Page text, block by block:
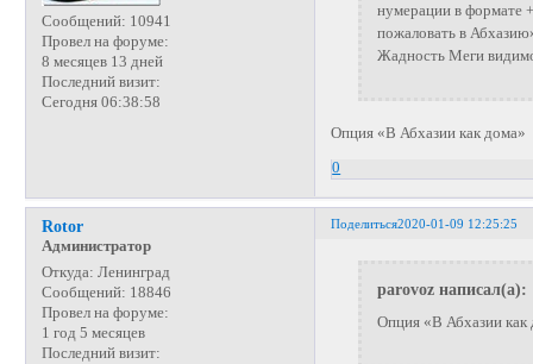
Сообщений: 10941
Провел на форуме:
8 месяцев 13 дней
Последний визит:
Сегодня 06:38:58
нумерации в формате
пожаловать в
Жадность Меги
Опция «В Абхазии как дома»
0
Поделиться2020-01-09 12:25:25
Rotor
Администратор
Откуда: Ленинград
Сообщений: 18846
Провел на форуме:
1 год 5 месяцев
Последний визит:
parovoz написал(а):
Опция «В Абхазии как